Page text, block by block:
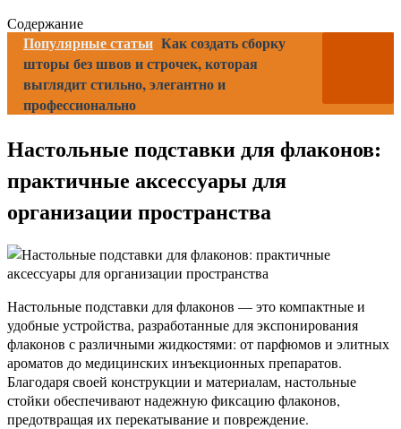
Содержание
Популярные статьи Как создать сборку
шторы без швов и строчек, которая
выглядит стильно, элегантно и
профессионально
Настольные подставки для флаконов:
практичные аксессуары для
организации пространства
Настольные подставки для флаконов — это компактные и
удобные устройства, разработанные для экспонирования
флаконов с различными жидкостями: от парфюмов и элитных
ароматов до медицинских инъекционных препаратов.
Благодаря своей конструкции и материалам, настольные
стойки обеспечивают надежную фиксацию флаконов,
предотвращая их перекатывание и повреждение.